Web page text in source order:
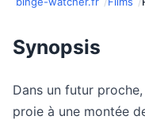
Synopsis
Dans un futur
proie à une montée